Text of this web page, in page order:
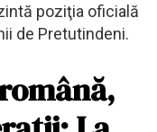
poziţia oficială
de Pretutindeni.